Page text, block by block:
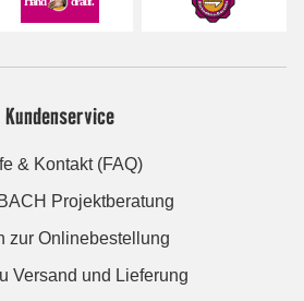
Kundenservice
& Kontakt (FAQ)
Projektberatung
zur Onlinebestellung
Versand und Lieferung